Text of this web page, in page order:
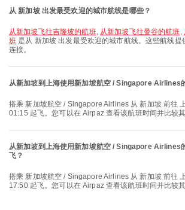
从 新加坡 出发最受欢迎的城市航线是哪些？
从新加坡飞往吉隆坡的航班, 从新加坡飞往曼谷的航班,
班 是从 新加坡 出发最受欢迎的城市航线。这些航线提
连接。
从新加坡到上海使用新加坡航空 / Singapore Airlines
搭乘 新加坡航空 / Singapore Airlines 从 新加坡 前往 上海 的最早航班于
01:15 起飞。您可以在 Airpaz 查看该航班时间并比较其
从新加坡到上海使用新加坡航空 / Singapore Airlines
飞？
搭乘 新加坡航空 / Singapore Airlines 从 新加坡 前往 上海 的最晚航班于
17:50 起飞。您可以在 Airpaz 查看该航班时间并比较其